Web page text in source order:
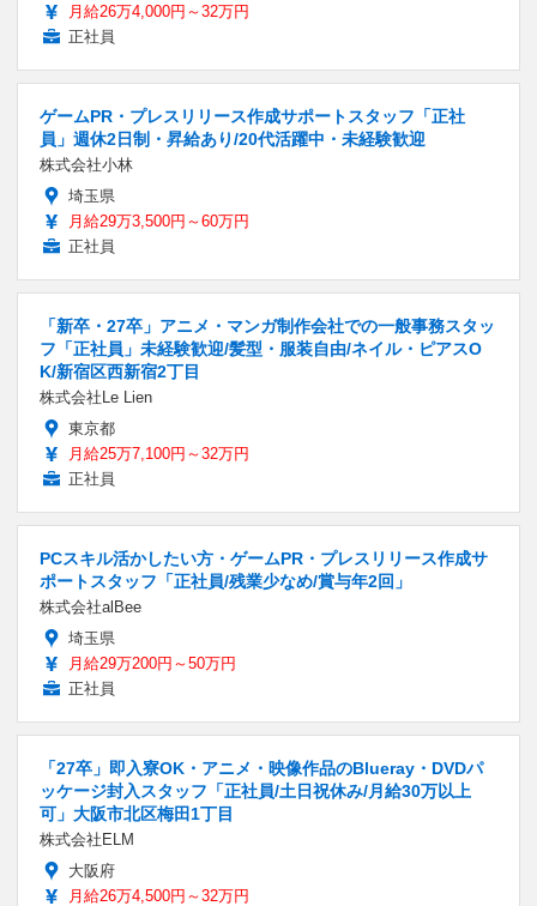
月給26万4,000円～32万円
正社員
ゲームPR・プレスリリース作成サポートスタッフ「正社
員」週休2日制・昇給あり/20代活躍中・未経験歓迎
株式会社小林
埼玉県
月給29万3,500円～60万円
正社員
「新卒・27卒」アニメ・マンガ制作会社での一般事務スタッ
フ「正社員」未経験歓迎/髪型・服装自由/ネイル・ピアスO
K/新宿区西新宿2丁目
株式会社Le Lien
東京都
月給25万7,100円～32万円
正社員
PCスキル活かしたい方・ゲームPR・プレスリリース作成サ
ポートスタッフ「正社員/残業少なめ/賞与年2回」
株式会社alBee
埼玉県
月給29万200円～50万円
正社員
「27卒」即入寮OK・アニメ・映像作品のBlueray・DVDパ
ッケージ封入スタッフ「正社員/土日祝休み/月給30万以上
可」大阪市北区梅田1丁目
株式会社ELM
大阪府
月給26万4,500円～32万円